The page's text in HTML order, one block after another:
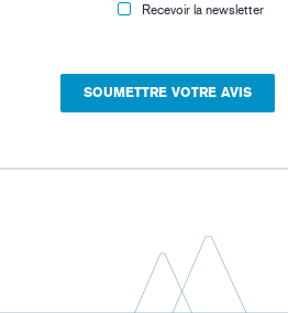
Recevoir la newsletter